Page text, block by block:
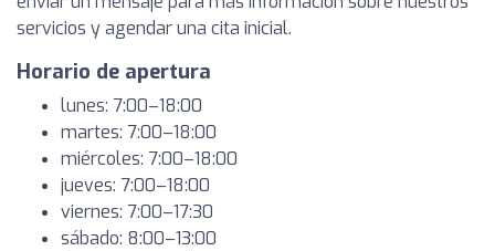
servicios y agendar una cita inicial.
Horario de apertura
lunes: 7:00–18:00
martes: 7:00–18:00
miércoles: 7:00–18:00
jueves: 7:00–18:00
viernes: 7:00–17:30
sábado: 8:00–13:00